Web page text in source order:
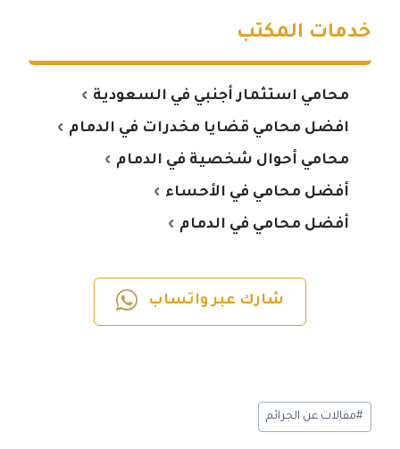
خدمات المكتب
محامي استثمار أجنبي في السعودية
افضل محامي قضايا مخدرات في الدمام
محامي أحوال شخصية في الدمام
أفضل محامي في الأحساء
أفضل محامي في الدمام
شارك عبر واتساب
#مقالات عن الجرائم